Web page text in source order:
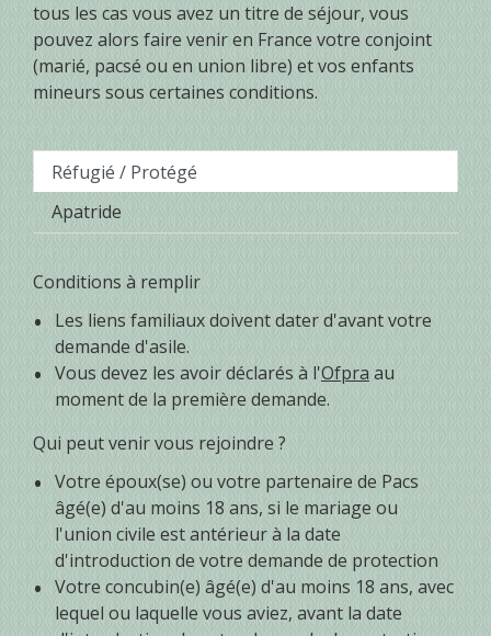
tous les cas vous avez un titre de séjour, vous
pouvez alors faire venir en France votre conjoint
(marié, pacsé ou en union libre) et vos enfants
mineurs sous certaines conditions.
Réfugié / Protégé
Apatride
Conditions à remplir
Les liens familiaux doivent dater d'avant votre
demande d'asile.
Vous devez les avoir déclarés à l'Ofpra au
moment de la première demande.
Qui peut venir vous rejoindre ?
Votre époux(se) ou votre partenaire de Pacs
âgé(e) d'au moins 18 ans, si le mariage ou
l'union civile est antérieur à la date
d'introduction de votre demande de protection
Votre concubin(e) âgé(e) d'au moins 18 ans, avec
lequel ou laquelle vous aviez, avant la date